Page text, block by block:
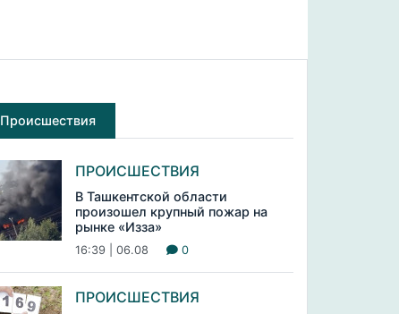
Происшествия
ПРОИСШЕСТВИЯ
В Ташкентской области
произошел крупный пожар на
рынке «Изза»
16:39 | 06.08 0
ПРОИСШЕСТВИЯ